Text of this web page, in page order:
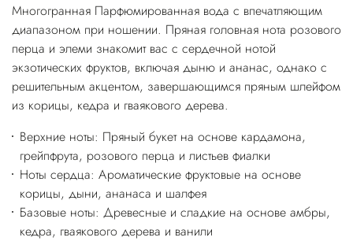
Многогранная Парфюмированная вода с впечатляющим
диапазоном при ношении. Пряная головная нота розового
перца и элеми знакомит вас с сердечной нотой
экзотических фруктов, включая дыню и ананас, однако с
решительным акцентом, завершающимся пряным шлейфом
из корицы, кедра и гваякового дерева.
Верхние ноты: Пряный букет на основе кардамона,
грейпфрута, розового перца и листьев фиалки
Ноты сердца: Ароматические фруктовые на основе
корицы, дыни, ананаса и шалфея
Базовые ноты: Древесные и сладкие на основе амбры,
кедра, гваякового дерева и ванили